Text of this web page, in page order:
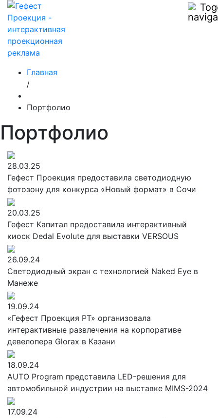
Главная
/
Портфолио
Портфолио
28.03.25
Гефест Проекция предоставила светодиодную
фотозону для конкурса «Новый формат» в Сочи
20.03.25
Гефест Капитал предоставила интерактивный
киоск Dedal Evolute для выставки VERSOUS
26.09.24
Cветодиодный экран с технологией Naked Eye в
Манеже
19.09.24
«Гефест Проекция РТ» организовала
интерактивные развлечения на корпоративе
девелопера Glorax в Казани
18.09.24
AUTO Program представила LED-решения для
автомобильной индустрии на выставке MIMS-2024
17.09.24